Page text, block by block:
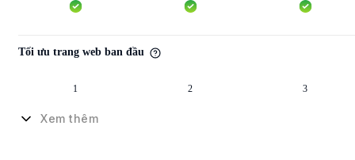
Tối ưu trang web ban đầu
1 2 3
Xem thêm